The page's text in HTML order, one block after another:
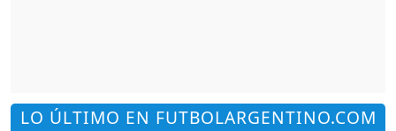
LO ÚLTIMO EN FUTBOLARGENTINO.COM